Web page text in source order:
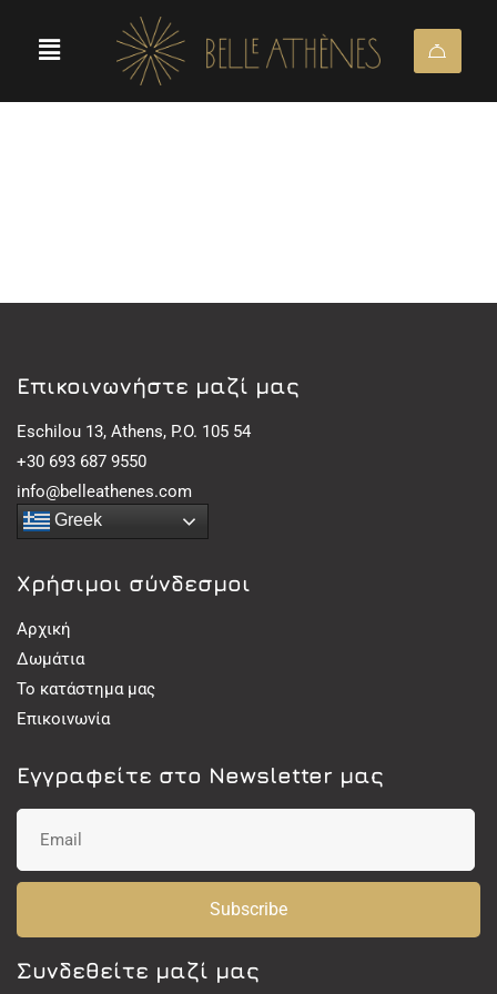
Eπικοινωνήστε μαζί μας
Eschilou 13, Athens, P.O. 105 54
+30 693 687 9550
info@belleathenes.com
Greek
Χρήσιμοι σύνδεσμοι
Αρχική
Δωμάτια
Το κατάστημα μας
Επικοινωνία
Εγγραφείτε στο Newsletter μας
Subscribe
Συνδεθείτε μαζί μας